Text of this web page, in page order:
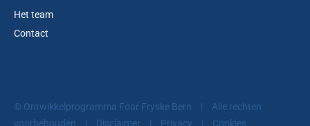
Het team
Contact
© Ontwikkelprogramma Foar Fryske Bern |
Alle rechten